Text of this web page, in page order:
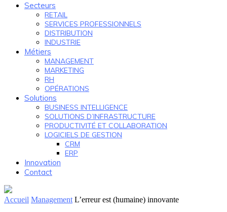
Secteurs
RETAIL
SERVICES PROFESSIONNELS
DISTRIBUTION
INDUSTRIE
Métiers
MANAGEMENT
MARKETING
RH
OPÉRATIONS
Solutions
BUSINESS INTELLIGENCE
SOLUTIONS D’INFRASTRUCTURE
PRODUCTIVITÉ ET COLLABORATION
LOGICIELS DE GESTION
CRM
ERP
Innovation
Contact
Accueil Management L’erreur est (humaine) innovante